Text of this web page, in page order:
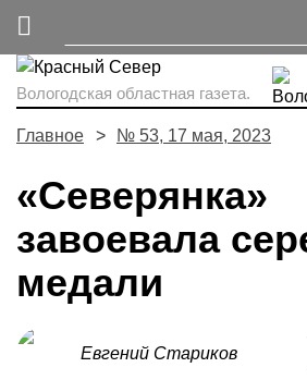
Вологодская областная газета.
Главное № 53, 17 мая, 2023
«Северянка»
завоевала
медали
Евгений Стариков